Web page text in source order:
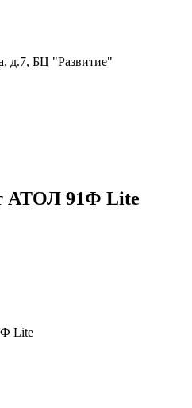
д.7, БЦ "Развитие"
АТОЛ 91Ф Lite
Lite